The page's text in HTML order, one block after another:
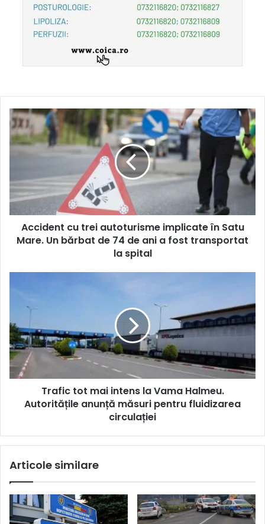
Accident cu trei autoturisme implicate în Satu
Mare. Un bărbat de 74 de ani a fost transportat
la spital
Trafic tot mai intens la Vama Halmeu.
Autoritățile anunță măsuri pentru fluidizarea
circulației
Articole similare